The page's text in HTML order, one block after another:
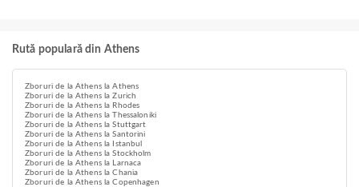
Rută populară din Athens
Zboruri de la Athens la Athens
Zboruri de la Athens la Zurich
Zboruri de la Athens la Rhodes
Zboruri de la Athens la Thessaloniki
Zboruri de la Athens la Stuttgart
Zboruri de la Athens la Santorini
Zboruri de la Athens la Istanbul
Zboruri de la Athens la Stockholm
Zboruri de la Athens la Larnaca
Zboruri de la Athens la Chania
Zboruri de la Athens la Copenhagen